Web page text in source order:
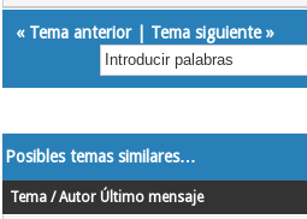
« Tema anterior| Tema siguiente»
Posibles temas similares…
Tema / Autor Último mensaje